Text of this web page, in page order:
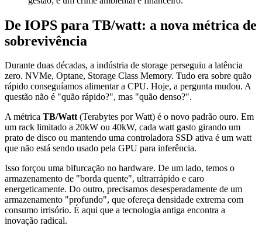
De IOPS para TB/watt: a nova métrica de
sobrevivência
Durante duas décadas, a indústria de storage perseguiu a latência
zero. NVMe, Optane, Storage Class Memory. Tudo era sobre quão
rápido conseguíamos alimentar a CPU. Hoje, a pergunta mudou. A
questão não é "quão rápido?", mas "quão denso?".
A métrica TB/Watt(Terabytes por Watt) é o novo padrão ouro. Em
um rack limitado a 20kW ou 40kW, cada watt gasto girando um
prato de disco ou mantendo uma controladora SSD ativa é um watt
que não está sendo usado pela GPU para inferência.
Isso forçou uma bifurcação no hardware. De um lado, temos o
armazenamento de "borda quente", ultrarrápido e caro
energeticamente. Do outro, precisamos desesperadamente de um
armazenamento "profundo", que ofereça densidade extrema com
consumo irrisório. É aqui que a tecnologia antiga encontra a
inovação radical.